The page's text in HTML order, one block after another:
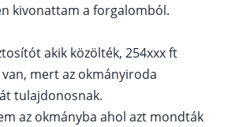
kivonattam a forgalomból.
akik közölték, 254xxx ft
mert az okmányiroda
tulajdonosnak.
az okmányba ahol azt mondták